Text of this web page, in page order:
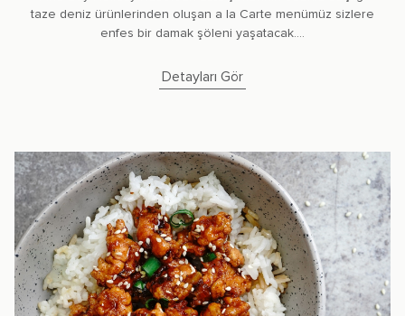
taze deniz ürünlerinden oluşan a la Carte menümüz sizlere
enfes bir damak şöleni yaşatacak....
Detayları Gör